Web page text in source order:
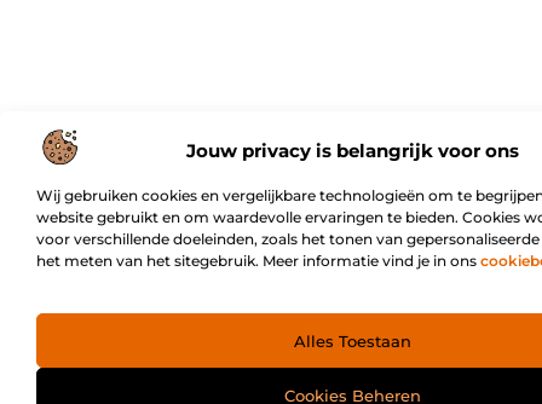
Jouw privacy is belangrijk voor ons
Wij gebruiken cookies en vergelijkbare technologieën om te
website gebruikt en om waardevolle ervaringen te bieden. Cookies
voor verschillende doeleinden, zoals het tonen van
het meten van het sitegebruik. Meer informatie vind je in ons
Alles Toestaan
Cookies Beheren